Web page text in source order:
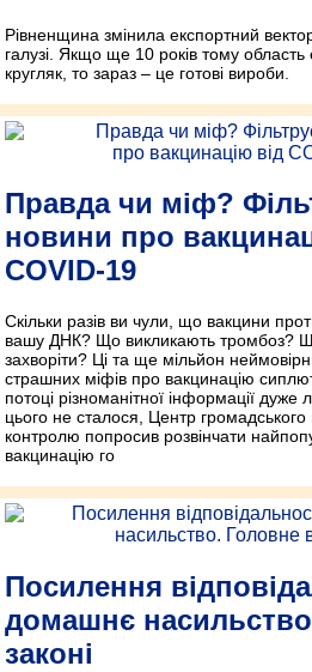
Рівненщина змінила експортний
галузі. Якщо ще 10 років тому область
кругляк, то зараз – це готові вироби.
Правда чи міф?
новини про
COVID-19
Скільки разів ви чули, що вакцини
вашу ДНК? Що викликають тромбоз?
захворіти? Ці та ще мільйон
страшних міфів про вакцинацію
потоці різноманітної інформації дуже
цього не сталося, Центр громадського
контролю попросив розвінчати
вакцинацію го
Посилення
домашнє
законі